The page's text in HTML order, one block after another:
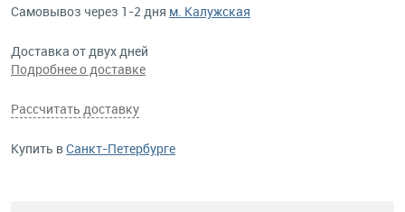
Самовывоз через 1-2 дня м. Калужская
Доставка от двух дней
Подробнее о доставке
Рассчитать доставку
Купить вСанкт-Петербурге